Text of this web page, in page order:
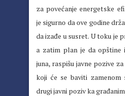
za povećanje energetske
je sigurno da ove godine
da izađe u susret. U toku je
a zatim plan je da opštine
juna, raspišu javne pozive
koji će se baviti
drugi javni poziv ka